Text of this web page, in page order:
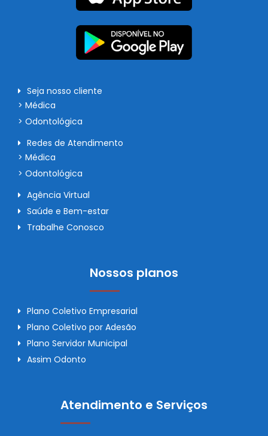
Seja nosso cliente
> Médica
> Odontológica
Redes de Atendimento
> Médica
> Odontológica
Agência Virtual
Saúde e Bem-estar
Trabalhe Conosco
Nossos planos
Plano Coletivo Empresarial
Plano Coletivo por Adesão
Plano Servidor Municipal
Assim Odonto
Atendimento e Serviços